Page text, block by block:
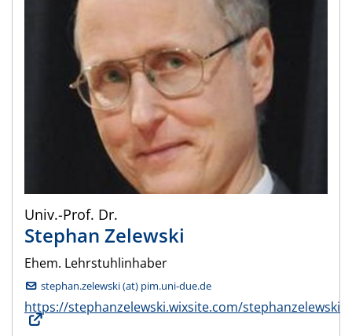
Univ.-Prof. Dr.
Stephan Zelewski
Ehem. Lehrstuhlinhaber
stephan.zelewski (at) pim.uni-due.de
https://stephanzelewski.wixsite.com/stephanzelewski